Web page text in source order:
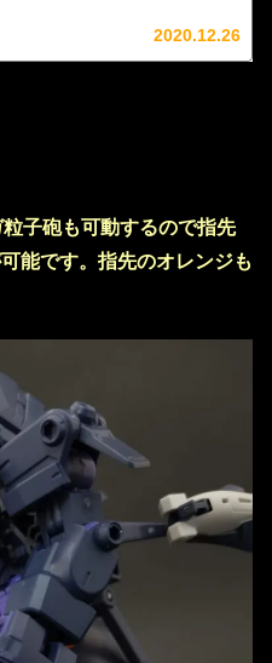
2020.12.26
子砲も可動するので指先
能です。指先のオレンジも